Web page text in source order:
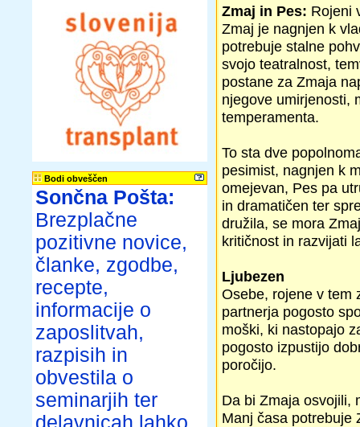
Bodi obveščen
Sončna Pošta:
Brezplačne
pozitivne novice,
članke, zgodbe,
recepte,
informacije o
zaposlitvah,
razpisih in
obvestila o
seminarjih ter
delavnicah lahko
Zmaj in Pes: Rojeni
Zmaj je nagnjen k
potrebuje stalne
svojo teatralnost,
postane za Zmaja
njegove umirjenosti,
temperamenta.
To sta dve
pesimist, nagnjen k
omejevan, Pes pa
in dramatičen ter
družila, se mora
kritičnost in razvijati
Ljubezen
Osebe, rojene v tem
partnerja pogosto
moški, ki nastopajo
pogosto izpustijo
poročijo.
Da bi Zmaja osvojili,
Manj časa potrebuje